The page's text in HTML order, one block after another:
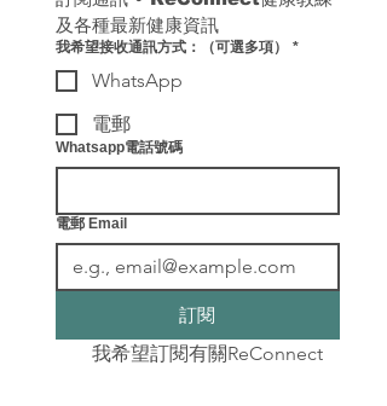
及各種最新健康資訊
我希望接收通訊方式：（可選多項） *
WhatsApp
電郵
Whatsapp電話號碼
電郵 Email
訂閱
我希望訂閱有關ReConnect